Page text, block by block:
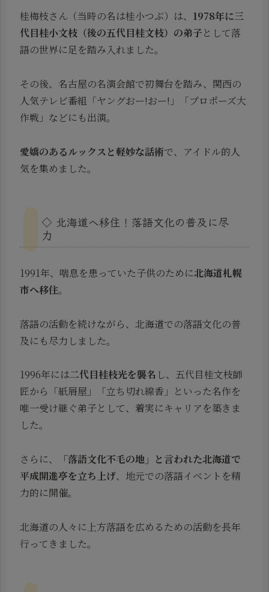
桂梅枝さん（当時の名は桂小つぶ）は、 1978年に三
代目桂小文枝（後の五代目桂文枝）の弟子として落
語の世界に足を踏み入れました。
その後、名古屋の名演会館で初舞台を踏み、関西の
人気テレビ番組「ヤングおー!おー!」「プロポーズ大
作戦」などにも出演。
愛嬌のあるルックスと軽妙な話術で、アイドル的人
気を集めました。
◇ 北海道へ移住！落語文化の普及に尽
力
1991年、喘息を患っていた子供のために北海道札幌
市へ移住。
落語の活動を続けながら、北海道での落語文化の普
及にも尽力しました。
1996年には二代目桂枝光を襲名 し、五代目桂文枝師
匠から「紙屑屋」「立ち切れ線香」といった名作を
唯一受け継ぐ弟子として、着実にキャリアを築きま
した。
さらに、
「落語文化不毛の地」と言われた北海道で
平成開進亭を立ち上げ、地元での落語イベントを精
力的に開催。
北海道の人々に上方落語を広めるための活動を長年
行ってきました。